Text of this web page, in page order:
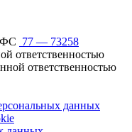
ФС 77 — 73258
ответственностью
ответственностью
данных